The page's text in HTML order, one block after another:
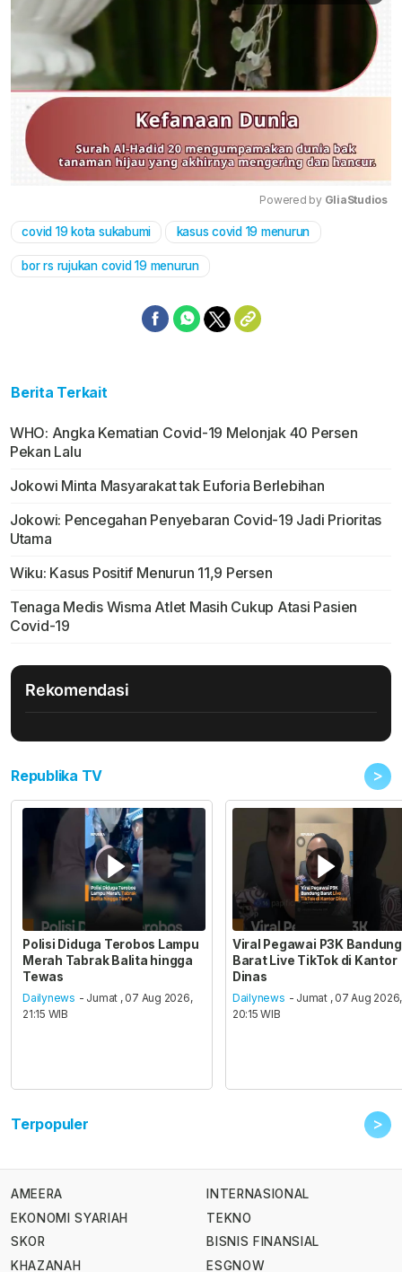
Powered by GliaStudios
covid 19 kota sukabumi kasus covid 19 menurun
bor rs rujukan covid 19 menurun
Berita Terkait
WHO: Angka Kematian Covid-19 Melonjak 40 Persen
Pekan Lalu
Jokowi Minta Masyarakat tak Euforia Berlebihan
Jokowi: Pencegahan Penyebaran Covid-19 Jadi Prioritas
Utama
Wiku: Kasus Positif Menurun 11,9 Persen
Tenaga Medis Wisma Atlet Masih Cukup Atasi Pasien
Covid-19
Rekomendasi
Republika TV >
Polisi Diduga Terobos Lampu
Merah Tabrak Balita hingga
Tewas
Dailynews - Jumat , 07 Aug 2026,
21:15 WIB
Viral Pegawai P3K Bandung
Barat Live TikTok di Kantor
Dinas
Dailynews - Jumat , 07 Aug 2026,
20:15 WIB
Terpopuler >
AMEERA
EKONOMI SYARIAH
SKOR
KHAZANAH
INTERNASIONAL
TEKNO
BISNIS FINANSIAL
ESGNOW